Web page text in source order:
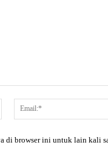
Nama:*
di browser ini untuk lain kali